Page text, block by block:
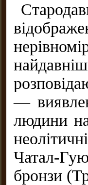
—
людини на
Чатал-
бронзи